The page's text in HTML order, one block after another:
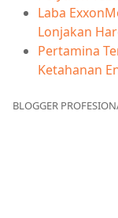
Laba
Lonjakan
Pertamina
Ketahanan
BLOGGER